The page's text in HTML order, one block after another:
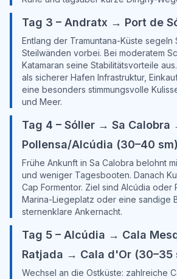
Tag 3 – Andratx → Port de
Entlang der Tramuntana-Küste segeln
Steilwänden vorbei. Bei moderatem
Katamaran seine Stabilitätsvorteile
als sicherer Hafen Infrastruktur,
eine besonders stimmungsvolle
und Meer.
Tag 4 – Sóller → Sa Calobra
Pollensa/Alcúdia (30–40 sm)
Frühe Ankunft in Sa Calobra belohnt
und weniger Tagesbooten. Danach
Cap Formentor. Ziel sind Alcúdia oder
Marina-Liegeplatz oder eine sandige
sternenklare Ankernacht.
Tag 5 – Alcúdia → Cala
Ratjada → Cala d'Or (30–35
Wechsel an die Ostküste: zahlreiche